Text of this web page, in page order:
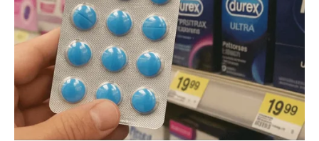
koji će im vratiti vjeru da trud ipak nije bio uzaludan.
Ovnovi će u narednim danima imati mnogo više energije i
motivacije. Osjećaće kao da se konačno bude iz perioda
umora i emotivne težine.
Pred njima su dani puni pokreta, uzbuđenja i lijepih